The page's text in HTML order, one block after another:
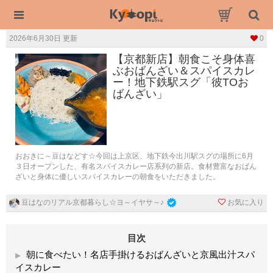
2026年6月30日 更新 0
【京都新店】朝食こそ身体喜
ぶおばんざい＆スパイスカレ
ー！地下鉄駅スグ「彼TOお
ばんざい」
おおきに～豆はなどす☆今回は上京区、地下鉄今出川駅スグの場所に6月
３日オープンした、有名スパイスカレー店系列の新店。食材豊富なおばん
ざいと身体に優しいスパイスカレーの朝食をいただきました。
豆はなのリアル京都暮らし☆ヨ～イヤサ～♪ お気に入り
目次
朝に食べたい！名店手掛けるおばんざいと京風出汁スパ
イスカレー